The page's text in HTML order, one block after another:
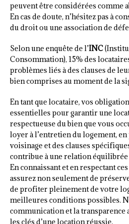
peuvent être considérées comme
En cas de doute, n’hésitez pas à
du droit ou une association de
Selon une enquête de l’INC
Consommation), 15% des
problèmes liés à des clauses de
bien comprises au moment de la
En tant que locataire, vos
essentielles pour garantir une
respectueuse du bien que vous
loyer à l’entretien du logement,
voisinage et des clauses
contribue à une relation
En connaissant et en respectant
assurez non seulement de
de profiter pleinement de votre
meilleures conditions possibles.
communication et la transparence
les clés d’une location réussie.